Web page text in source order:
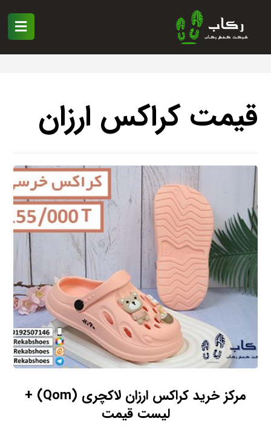
قیمت کراکس ارزان
مرکز خرید کراکس ارزان لاکچری (Qom) +
لیست قیمت